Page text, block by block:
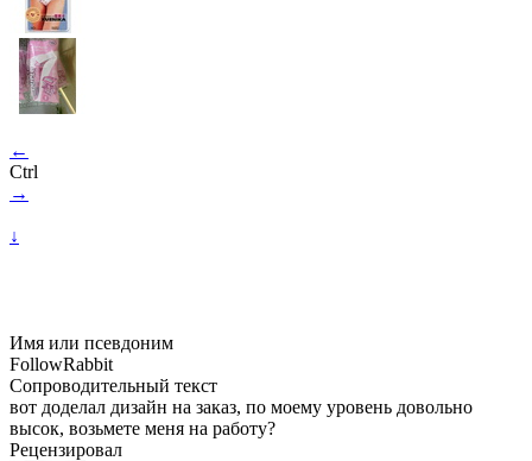
←
Ctrl
→
↓
Имя или псевдоним
FollowRabbit
Сопроводительный текст
вот доделал дизайн на заказ, по моему уровень довольно
высок, возьмете меня на работу?
Рецензировал